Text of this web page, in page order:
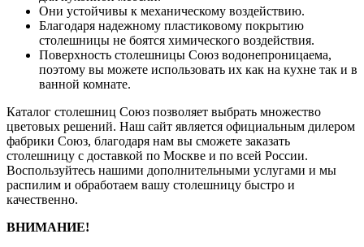
Они устойчивы к механическому воздействию.
Благодаря надежному пластиковому покрытию
столешницы не боятся химического воздействия.
Поверхность столешницы Союз водонепроницаема,
поэтому вы можете использовать их как на кухне так и в
ванной комнате.
Каталог столешниц Союз позволяет выбрать множество
цветовых решений. Наш сайт является официальным дилером
фабрики Союз, благодаря нам вы сможете заказать
столешницу с доставкой по Москве и по всей России.
Воспользуйтесь нашими дополнительными услугами и мы
распилим и обработаем вашу столешницу быстро и
качественно.
ВНИМАНИЕ!